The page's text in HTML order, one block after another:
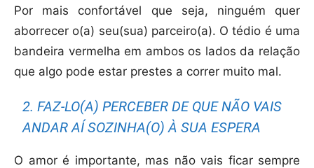
Por mais confortável que seja, ninguém quer
aborrecer o(a) seu(sua) parceiro(a). O tédio é uma
bandeira vermelha em ambos os lados da relação
que algo pode estar prestes a correr muito mal.
2. FAZ-LO(A) PERCEBER DE QUE NÃO VAIS
ANDAR AÍ SOZINHA(O) À SUA ESPERA
O amor é importante, mas não vais ficar sempre